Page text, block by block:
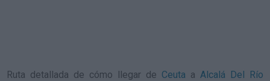
Ruta detallada de cómo llegar de Ceuta a Alcalá Del Río